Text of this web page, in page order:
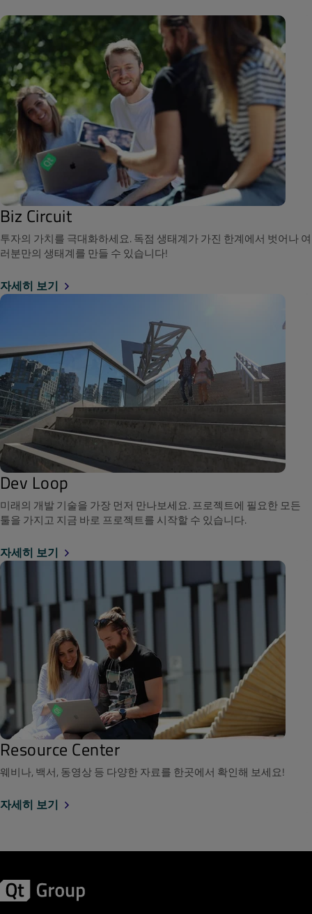
Biz Circuit
투자의 가치를 극대화하세요. 독점 생태계가 가진 한계에서 벗어나 여
러분만의 생태계를 만들 수 있습니다!
자세히 보기
Dev Loop
미래의 개발 기술을 가장 먼저 만나보세요. 프로젝트에 필요한 모든
툴을 가지고 지금 바로 프로젝트를 시작할 수 있습니다.
자세히 보기
Resource Center
웨비나, 백서, 동영상 등 다양한 자료를 한곳에서 확인해 보세요!
자세히 보기